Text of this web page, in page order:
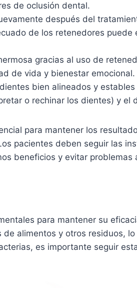
de oclusión dental.
después del
de los retenedores
gracias al uso de
de vida y bienestar emocional.
bien alineados y
o rechinar los dientes) y el
para mantener los
pacientes deben seguir las
beneficios y evitar problemas
para mantener su
alimentos y otros residuos,
es importante seguir